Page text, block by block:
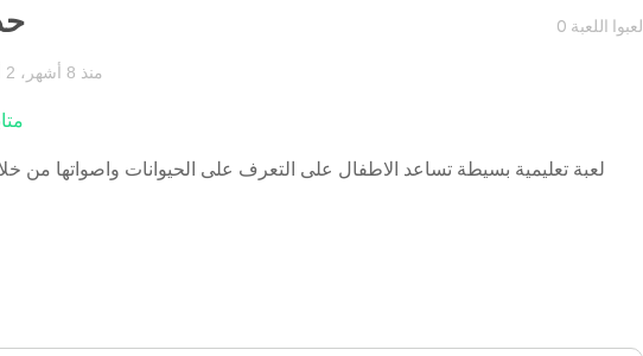
0 لعبوا اللعبة
منذ 8 أشهر، 2 أسبوعين
لعبة تعليمية بسيطة تساعد الاطفال على التعرف على الحيوانات واصواتها من